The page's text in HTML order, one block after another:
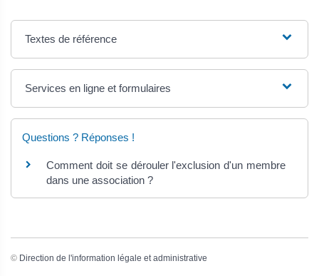
Textes de référence
Services en ligne et formulaires
Questions ? Réponses !
Comment doit se dérouler l'exclusion d'un membre
dans une association ?
© Direction de l'information légale et administrative